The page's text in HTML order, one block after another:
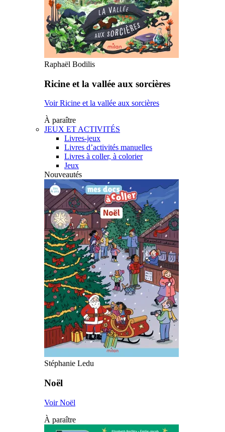
Raphaël Bodilis
Ricine et la vallée aux sorcières
Voir Ricine et la vallée aux sorcières
À paraître
JEUX ET ACTIVITÉS
Livres-jeux
Livres d’activités manuelles
Livres à coller, à colorier
Jeux
Nouveautés
Stéphanie Ledu
Noël
Voir Noël
À paraître